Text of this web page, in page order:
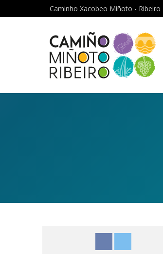
Caminho Xacobeo Miñoto - Ribeiro